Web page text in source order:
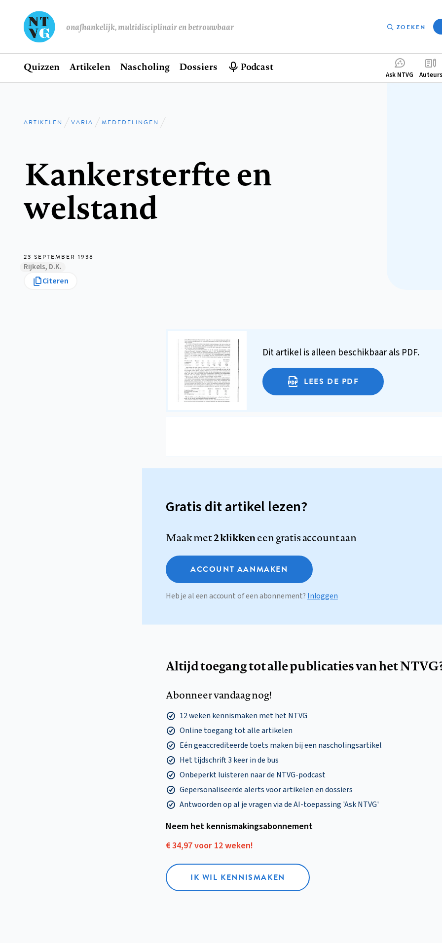
onafhankelijk, multidisciplinair en betrouwbaar ZOEKEN
Hoofdnavigatie
Home
Quizzen Artikelen Nascholing Dossiers Podcast
Ask NTVG Auteurs
Kruimelpad
ARTIKELEN VARIA MEDEDELINGEN
Kankersterfte en
welstand
23 SEPTEMBER 1938
Rijkels, D.K.
Citeren
Dit artikel is alleen beschikbaar als PDF.
LEES DE PDF
Gratis dit artikel lezen?
Maak met2 klikkeneen gratis account aan
ACCOUNT AANMAKEN
Heb je al een account of een abonnement? Inloggen
Altijd toegang tot alle publicaties van het
Abonneer vandaag nog!
12 weken kennismaken met het NTVG
Online toegang tot alle artikelen
Eén geaccrediteerde toets maken bij een nascholingsartikel
Het tijdschrift 3 keer in de bus
Onbeperkt luisteren naar de NTVG-podcast
Gepersonaliseerde alerts voor artikelen en dossiers
Antwoorden op al je vragen via de AI-toepassing 'Ask NTVG'
Neem het kennismakings­abonnement
€ 34,97 voor 12 weken!
IK WIL KENNISMAKEN